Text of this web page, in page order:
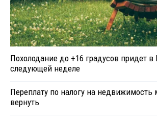
Похолодание до +16 градусов придет
следующей неделе
Переплату по налогу на недвижимость
вернуть